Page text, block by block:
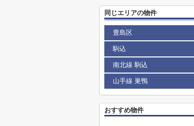
同じエリアの物件
豊島区
駒込
南北線 駒込
山手線 巣鴨
おすすめ物件